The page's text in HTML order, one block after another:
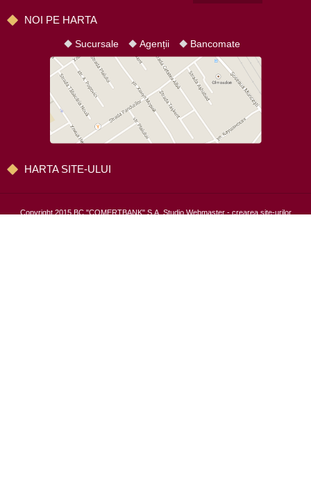
NOI PE HARTA
Sucursale Agenții Bancomate
HARTA SITE-ULUI
Copyright 2015 BC "COMERŢBANK" S.A. Studio Webmaster- crearea site-urilor